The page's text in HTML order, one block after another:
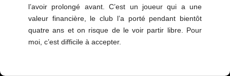
l’avoir prolongé avant. C’est un joueur qui a une
valeur financière, le club l’a porté pendant bientôt
quatre ans et on risque de le voir partir libre. Pour
moi, c’est difficile à accepter.